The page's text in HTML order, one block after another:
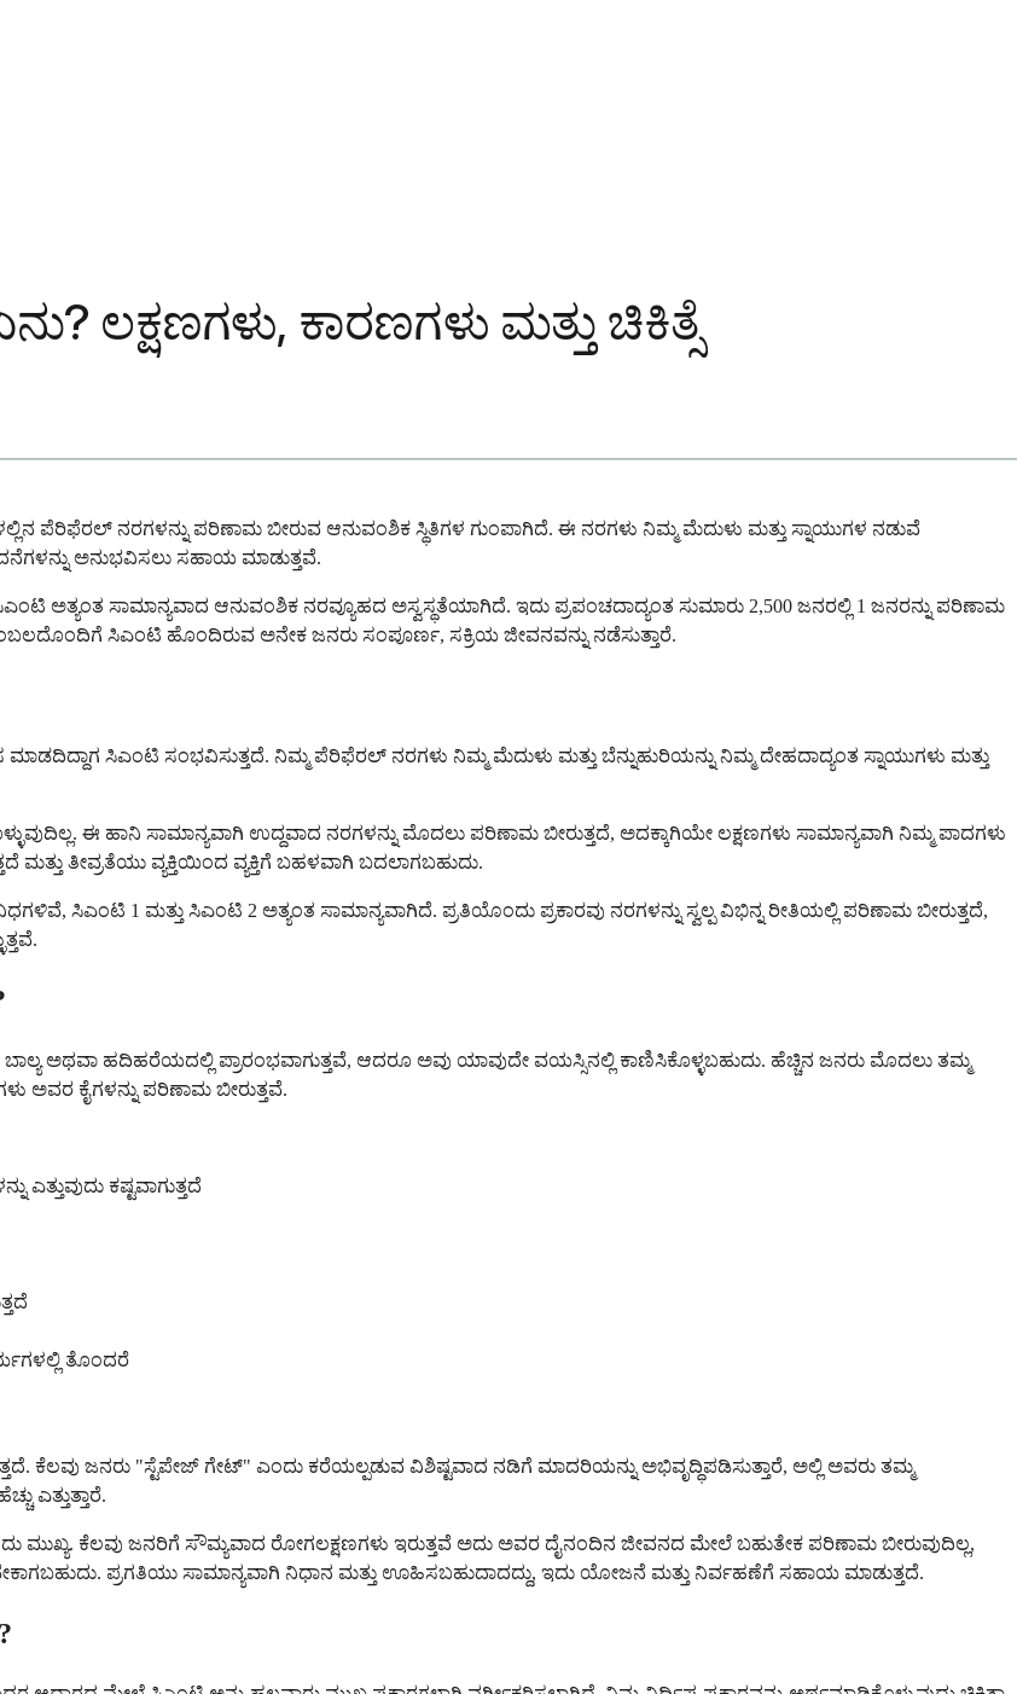
ಕಾರಣಗಳು ಮತ್ತು ಚಿಕಿತ್ಸೆ
ಪೆರಿಫೆರಲ್ ನರಗಳನ್ನು ಪರಿಣಾಮ ಬೀರುವ ಆನುವಂಶಿಕ ಸ್ಥಿತಿಗಳ ಗುಂಪಾಗಿದೆ. ಈ ನರಗಳು ನಿಮ್ಮ ಮೆದುಳು ಮತ್ತು ಸ್ನಾಯುಗಳ ನಡುವೆ
ಅನುಭವಿಸಲು ಸಹಾಯ ಮಾಡುತ್ತವೆ.
ಅತ್ಯಂತ ಸಾಮಾನ್ಯವಾದ ಆನುವಂಶಿಕ ನರವ್ಯೂಹದ ಅಸ್ವಸ್ಥತೆಯಾಗಿದೆ. ಇದು ಪ್ರಪಂಚದಾದ್ಯಂತ ಸುಮಾರು 2,500 ಜನರಲ್ಲಿ 1 ಜನರನ್ನು ಪರಿಣಾಮ
ಸಿಎಂಟಿ ಹೊಂದಿರುವ ಅನೇಕ ಜನರು ಸಂಪೂರ್ಣ, ಸಕ್ರಿಯ ಜೀವನವನ್ನು ನಡೆಸುತ್ತಾರೆ.
ಸಿಎಂಟಿ ಸಂಭವಿಸುತ್ತದೆ. ನಿಮ್ಮ ಪೆರಿಫೆರಲ್ ನರಗಳು ನಿಮ್ಮ ಮೆದುಳು ಮತ್ತು ಬೆನ್ನುಹುರಿಯನ್ನು ನಿಮ್ಮ ದೇಹದಾದ್ಯಂತ ಸ್ನಾಯುಗಳು ಮತ್ತು
ಈ ಹಾನಿ ಸಾಮಾನ್ಯವಾಗಿ ಉದ್ದವಾದ ನರಗಳನ್ನು ಮೊದಲು ಪರಿಣಾಮ ಬೀರುತ್ತದೆ, ಅದಕ್ಕಾಗಿಯೇ ಲಕ್ಷಣಗಳು ಸಾಮಾನ್ಯವಾಗಿ ನಿಮ್ಮ ಪಾದಗಳು
ಮತ್ತು ತೀವ್ರತೆಯು ವ್ಯಕ್ತಿಯಿಂದ ವ್ಯಕ್ತಿಗೆ ಬಹಳವಾಗಿ ಬದಲಾಗಬಹುದು.
ಸಿಎಂಟಿ 1 ಮತ್ತು ಸಿಎಂಟಿ 2 ಅತ್ಯಂತ ಸಾಮಾನ್ಯವಾಗಿದೆ. ಪ್ರತಿಯೊಂದು ಪ್ರಕಾರವು ನರಗಳನ್ನು ಸ್ವಲ್ಪ ವಿಭಿನ್ನ ರೀತಿಯಲ್ಲಿ ಪರಿಣಾಮ ಬೀರುತ್ತದೆ,
ಅಥವಾ ಹದಿಹರೆಯದಲ್ಲಿ ಪ್ರಾರಂಭವಾಗುತ್ತವೆ, ಆದರೂ ಅವು ಯಾವುದೇ ವಯಸ್ಸಿನಲ್ಲಿ ಕಾಣಿಸಿಕೊಳ್ಳಬಹುದು. ಹೆಚ್ಚಿನ ಜನರು ಮೊದಲು ತಮ್ಮ
ಅವರ ಕೈಗಳನ್ನು ಪರಿಣಾಮ ಬೀರುತ್ತವೆ.
ಎತ್ತುವುದು ಕಷ್ಟವಾಗುತ್ತದೆ
ತೊಂದರೆ
ಕೆಲವು ಜನರು "ಸ್ಟೆಪೇಜ್ ಗೇಟ್" ಎಂದು ಕರೆಯಲ್ಪಡುವ ವಿಶಿಷ್ಟವಾದ ನಡಿಗೆ ಮಾದರಿಯನ್ನು ಅಭಿವೃದ್ಧಿಪಡಿಸುತ್ತಾರೆ, ಅಲ್ಲಿ ಅವರು ತಮ್ಮ
ಎತ್ತುತ್ತಾರೆ.
ಮುಖ್ಯ. ಕೆಲವು ಜನರಿಗೆ ಸೌಮ್ಯವಾದ ರೋಗಲಕ್ಷಣಗಳು ಇರುತ್ತವೆ ಅದು ಅವರ ದೈನಂದಿನ ಜೀವನದ ಮೇಲೆ ಬಹುತೇಕ ಪರಿಣಾಮ ಬೀರುವುದಿಲ್ಲ,
ಪ್ರಗತಿಯು ಸಾಮಾನ್ಯವಾಗಿ ನಿಧಾನ ಮತ್ತು ಊಹಿಸಬಹುದಾದದ್ದು, ಇದು ಯೋಜನೆ ಮತ್ತು ನಿರ್ವಹಣೆಗೆ ಸಹಾಯ ಮಾಡುತ್ತದೆ.